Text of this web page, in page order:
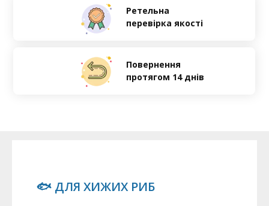
Ретельна
перевірка якості
Повернення
протягом 14 днів
🐟 ДЛЯ ХИЖИХ РИБ